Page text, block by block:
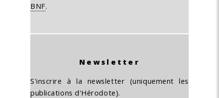
BNF.
Newsletter
S'inscrire à la newsletter (uniquement les
publications d'Hérodote).